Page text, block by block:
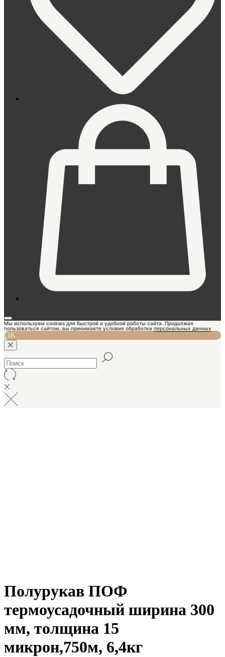
Мы используем cookies для быстрой и удобной работы сайта. Продолжая
пользоваться сайтом, вы принимаете условия обработки персональных данных
OK
Полурукав ПОФ
термоусадочный ширина 300
мм, толщина 15
микрон,750м, 6,4кг